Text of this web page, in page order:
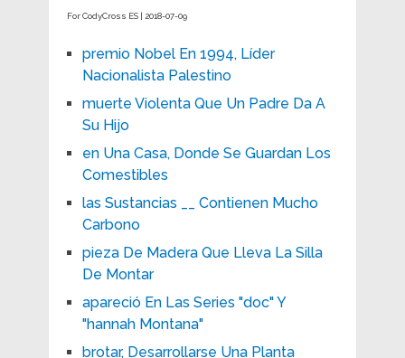
For CodyCross ES | 2018-07-09
premio Nobel En 1994, Líder
Nacionalista Palestino
muerte Violenta Que Un Padre Da A
Su Hijo
en Una Casa, Donde Se Guardan Los
Comestibles
las Sustancias __ Contienen Mucho
Carbono
pieza De Madera Que Lleva La Silla
De Montar
apareció En Las Series "doc" Y
"hannah Montana"
brotar, Desarrollarse Una Planta